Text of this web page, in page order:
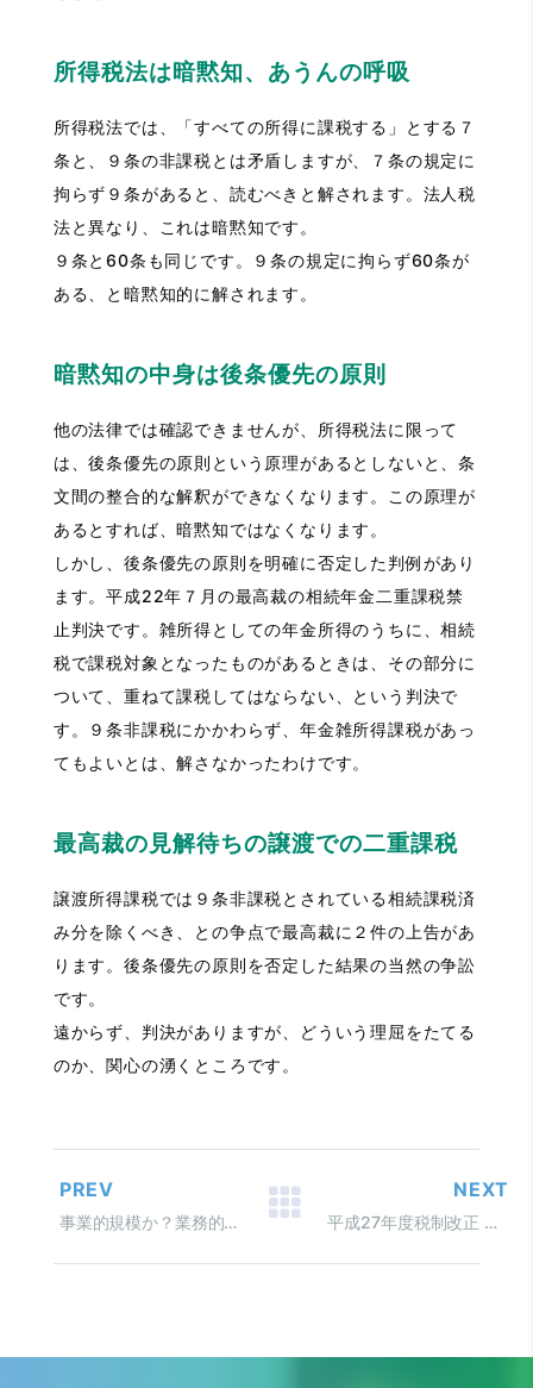
所得税法は暗黙知、あうんの呼吸
所得税法では、「すべての所得に課税する」とする７
条と、９条の非課税とは矛盾しますが、７条の規定に
拘らず９条があると、読むべきと解されます。法人税
法と異なり、これは暗黙知です。
９条と60条も同じです。９条の規定に拘らず60条が
ある、と暗黙知的に解されます。
暗黙知の中身は後条優先の原則
他の法律では確認できませんが、所得税法に限って
は、後条優先の原則という原理があるとしないと、条
文間の整合的な解釈ができなくなります。この原理が
あるとすれば、暗黙知ではなくなります。
しかし、後条優先の原則を明確に否定した判例があり
ます。平成22年７月の最高裁の相続年金二重課税禁
止判決です。雑所得としての年金所得のうちに、相続
税で課税対象となったものがあるときは、その部分に
ついて、重ねて課税してはならない、という判決で
す。９条非課税にかかわらず、年金雑所得課税があっ
てもよいとは、解さなかったわけです。
最高裁の見解待ちの譲渡での二重課税
譲渡所得課税では９条非課税とされている相続課税済
み分を除くべき、との争点で最高裁に２件の上告があ
ります。後条優先の原則を否定した結果の当然の争訟
です。
遠からず、判決がありますが、どういう理屈をたてる
のか、関心の湧くところです。
PREV
事業的規模か？業務的規模か？ 所得税法における貸倒損失
NEXT
平成27年度税制改正 納税環境整備編